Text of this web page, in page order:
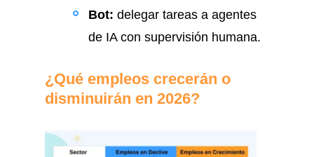
Bot: delegar tareas a agentes
de IA con supervisión humana.
¿Qué empleos crecerán o
disminuirán en 2026?